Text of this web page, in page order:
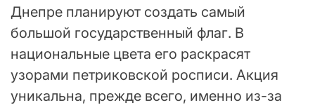
Днепре планируют создать самый
большой государственный флаг. В
национальные цвета его раскрасят
узорами петриковской росписи. Акция
уникальна, прежде всего, именно из-за